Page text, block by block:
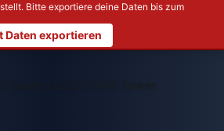
Bitte exportiere deine Daten bis zum
Daten exportieren
LEGO 10016 Tanker